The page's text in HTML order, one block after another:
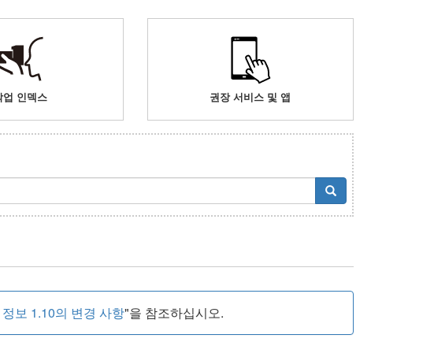
업 인덱스 권장 서비스 및 앱
보 1.10의 변경 사항"을 참조하십시오.